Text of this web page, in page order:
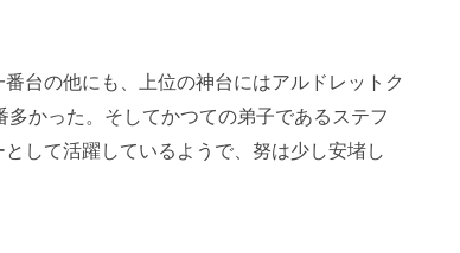
台の他にも、上位の神台にはアルドレットク
多かった。そしてかつての弟子であるステフ
して活躍しているようで、努は少し安堵し